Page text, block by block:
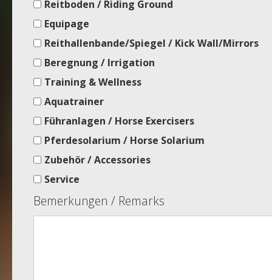
Reitboden / Riding Ground
Equipage
Reithallenbande/Spiegel / Kick Wall/Mirrors
Beregnung / Irrigation
Training & Wellness
Aquatrainer
Führanlagen / Horse Exercisers
Pferdesolarium / Horse Solarium
Zubehör / Accessories
Service
Bemerkungen / Remarks